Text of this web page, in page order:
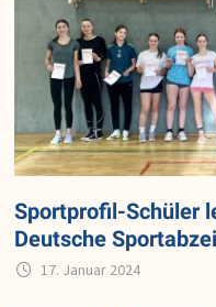
Sportprofil-Schüler
Deutsche
17. Januar 2024